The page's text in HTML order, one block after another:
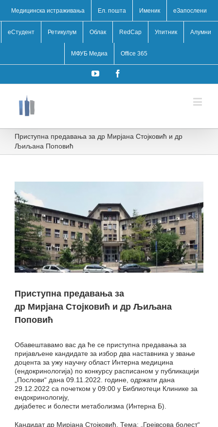
Медицинска истраживања Ел. пошта Именик eЗапослени
еСтудент Ретикулум Облак RedCap Упитник Алумни
МФУБ Медиа Office 365
YouTube
Приступна предавања за др Мирјана Стојковић и др
Љиљана Поповић
Larger
Image
Приступна предавања за
др Мирјана Стојковић и др Љиљана
Поповић
Обавештавамо вас да ће се приступна предавања за
пријављене кандидате за избор два наставника у звање
доцента за ужу научну област Интерна медицина
(ендокринологија) по конкурсу расписаном у публикацији
„Послови“ дана 09.11.2022. године, одржати дана
29.12.2022 са почетком у 09:00 у Библиотеци Клинике за
ендокринологију,
дијабетес и болести метаболизма (Интерна Б).
Кандидат др Мирјана Стојковић, Тема: „Грејвсова болест“